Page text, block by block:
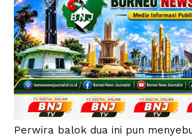
Perwira balok dua ini pun